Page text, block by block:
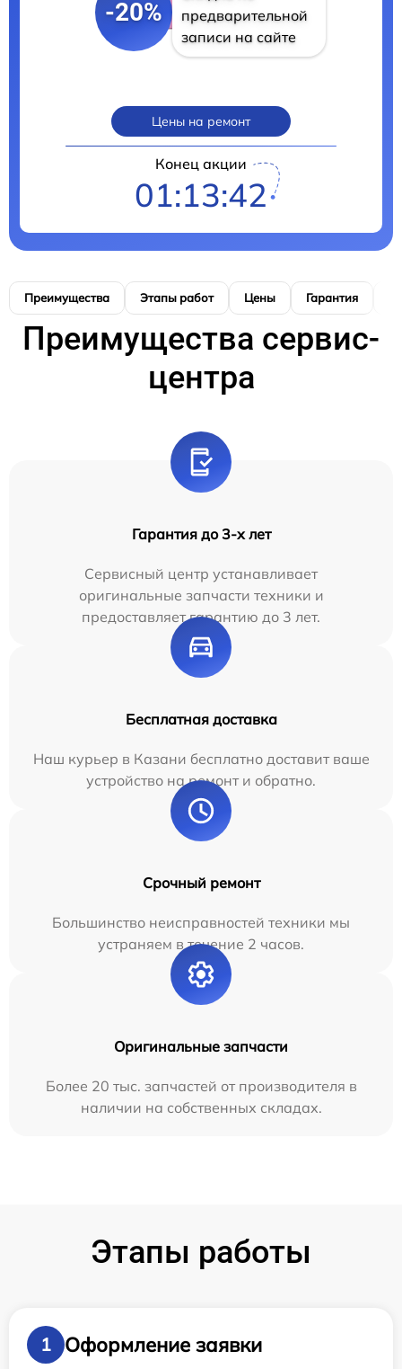
-20%
предварительной
записи на сайте
Цены на ремонт
Конец акции
01:13:41
Преимущества Этапы работ Цены Гарантия
Преимущества сервис-
центра
Гарантия до 3-х лет
Сервисный центр устанавливает
оригинальные запчасти техники и
предоставляет гарантию до 3 лет.
Бесплатная доставка
Наш курьер в Казани бесплатно доставит ваше
устройство на ремонт и обратно.
Срочный ремонт
Большинство неисправностей техники мы
устраняем в течение 2 часов.
Оригинальные запчасти
Более 20 тыс. запчастей от производителя в
наличии на собственных складах.
Этапы работы
1
Оформление заявки